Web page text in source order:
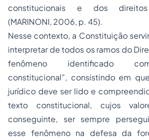
constitucionais e dos direitos
(MARINONI, 2006, p. 45).
Nesse contexto, a Constituição
interpretar de todos os ramos do
fenômeno identificado
constitucional”, consistindo em
jurídico deve ser lido e
texto constitucional, cujos
conseguinte, ser sempre
esse fenômeno na defesa da